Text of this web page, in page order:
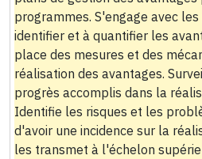
programmes. S'engage avec
identifier et à quantifier les
place des mesures et des
réalisation des avantages.
progrès accomplis dans la
Identifie les risques et les
d'avoir une incidence sur la
les transmet à l'échelon